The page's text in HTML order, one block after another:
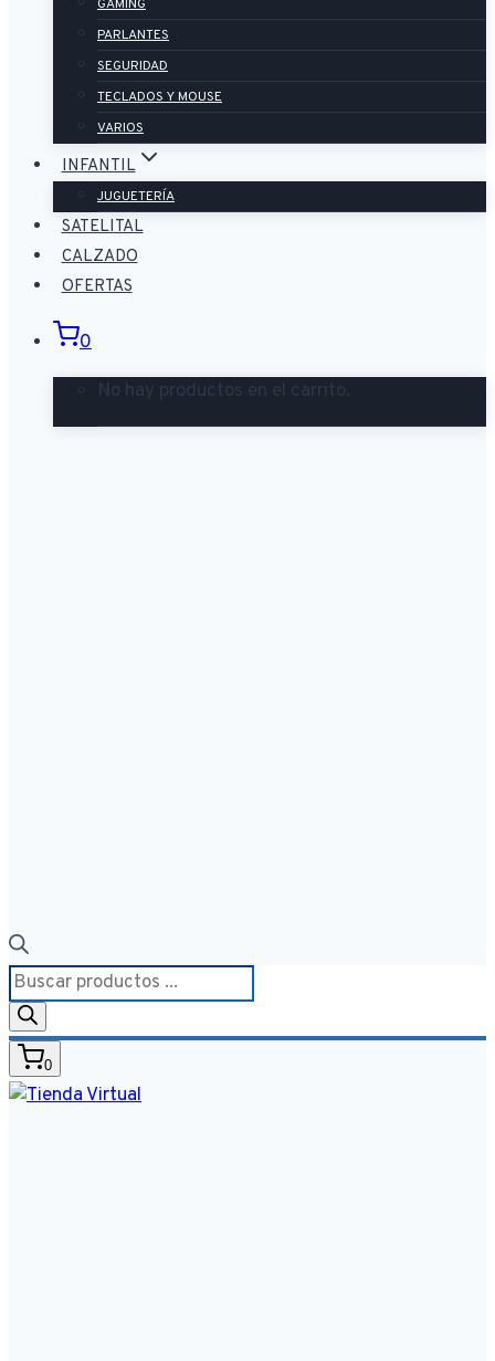
GAMING
PARLANTES
SEGURIDAD
TECLADOS Y MOUSE
VARIOS
INFANTIL
JUGUETERÍA
SATELITAL
CALZADO
OFERTAS
0
No hay productos en el carrito.
Búsqueda
de
productos
0